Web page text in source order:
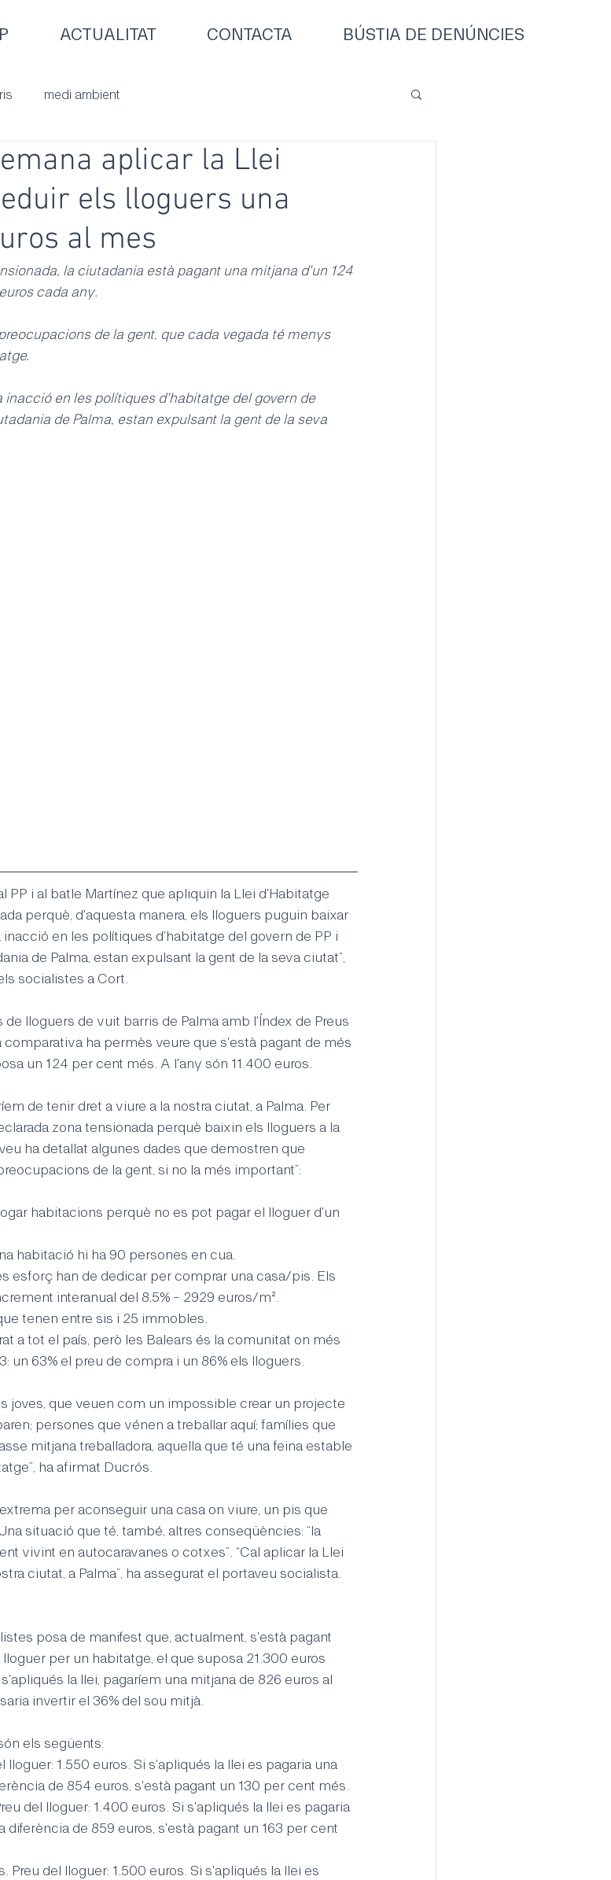
ACTUALITAT CONTACTA BÚSTIA DE DENÚNCIES
medi ambient
aplicar la Llei
els lloguers una
al mes
la ciutadania està pagant una mitjana d'un 124
cada any.
de la gent, que cada vegada té menys
inacció en les polítiques d'habitatge del govern de
de Palma, estan expulsant la gent de la seva
PP i al batle Martínez que apliquin la Llei d'Habitatge
perquè, d'aquesta manera, els lloguers puguin baixar
inacció en les polítiques d'habitatge del govern de PP i
de Palma, estan expulsant la gent de la seva ciutat”,
socialistes a Cort.
lloguers de vuit barris de Palma amb l'Índex de Preus
ha permès veure que s'està pagant de més
un 124 per cent més. A l'any són 11.400 euros.
de tenir dret a viure a la nostra ciutat, a Palma. Per
zona tensionada perquè baixin els lloguers a la
ha detallat algunes dades que demostren que
de la gent, si no la més important”:
habitacions perquè no es pot pagar el lloguer d'un
habitació hi ha 90 persones en cua.
esforç han de dedicar per comprar una casa/pis. Els
interanual del 8,5% - 2929 euros/m².
tenen entre sis i 25 immobles.
a tot el país, però les Balears és la comunitat on més
un 63% el preu de compra i un 86% els lloguers.
joves, que veuen com un impossible crear un projecte
persones que vénen a treballar aquí; famílies que
mitjana treballadora, aquella que té una feina estable
ha afirmat Ducrós.
per aconseguir una casa on viure, un pis que
situació que té, també, altres conseqüències: “la
vivint en autocaravanes o cotxes”. “Cal aplicar la Llei
ciutat, a Palma”, ha assegurat el portaveu socialista.
posa de manifest que, actualment, s'està pagant
per un habitatge, el que suposa 21.300 euros
la llei, pagaríem una mitjana de 826 euros al
invertir el 36% del sou mitjà.
els següents:
lloguer: 1.550 euros. Si s'apliqués la llei es pagaria una
de 854 euros, s'està pagant un 130 per cent més.
del lloguer: 1.400 euros. Si s'apliqués la llei es pagaria
diferència de 859 euros, s'està pagant un 163 per cent
Preu del lloguer: 1.500 euros. Si s'apliqués la llei es